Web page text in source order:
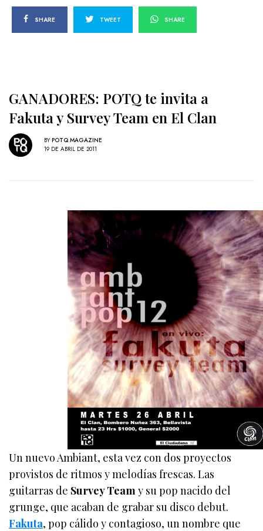
SHARE TWEET SHARE
GANADORES: POTQ te invita a
Fakuta y Survey Team en El Clan
BY POTQ MAGAZINE
19 DE ABRIL DE 2011
Un nuevo Ambiant, esta vez con dos proyectos
provistos de ritmos y melodías frescas. Las
guitarras de Survey Teamy su pop nacido del
grunge, que acaban de grabar su disco debut.
Fakuta, pop cálido y contagioso, un nombre que